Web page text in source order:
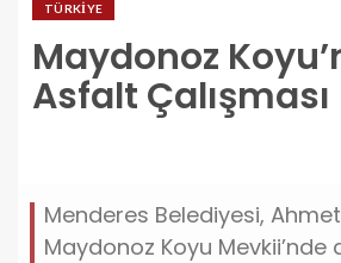
TÜRKIYE
Maydonoz
Asfalt Çalışması
Menderes Belediyesi,
Maydonoz Koyu